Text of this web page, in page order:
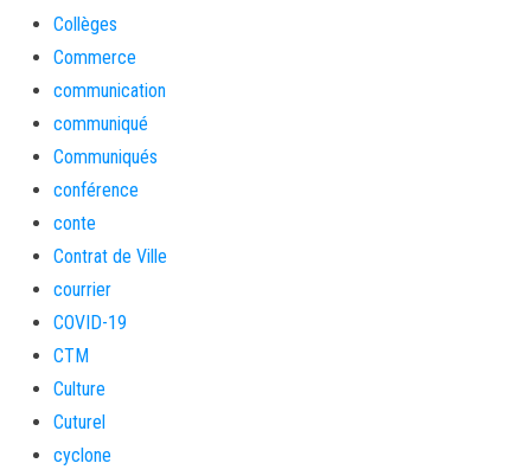
Collèges
Commerce
communication
communiqué
Communiqués
conférence
conte
Contrat de Ville
courrier
COVID-19
CTM
Culture
Cuturel
cyclone